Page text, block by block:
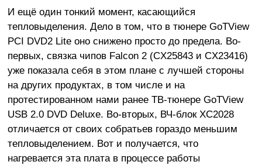
И ещё один тонкий момент, касающийся
тепловыделения. Дело в том, что в тюнере GoTView
PCI DVD2 Lite оно снижено просто до предела. Во-
первых, связка чипов Falcon 2 (CX25843 и CX23416)
уже показала себя в этом плане с лучшей стороны
на других продуктах, в том числе и на
протестированном нами ранее ТВ-тюнере GoTView
USB 2.0 DVD Deluxe. Во-вторых, ВЧ-блок XC2028
отличается от своих собратьев гораздо меньшим
тепловыделением. Вот и получается, что
нагревается эта плата в процессе работы